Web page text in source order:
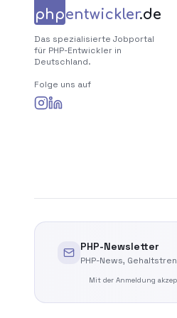
phpentwickler.de
Das spezialisierte Jobportal
für PHP-Entwickler in
Deutschland.
Folge uns auf
PHP-Newsletter
PHP-News,
Mit der Anmeldung